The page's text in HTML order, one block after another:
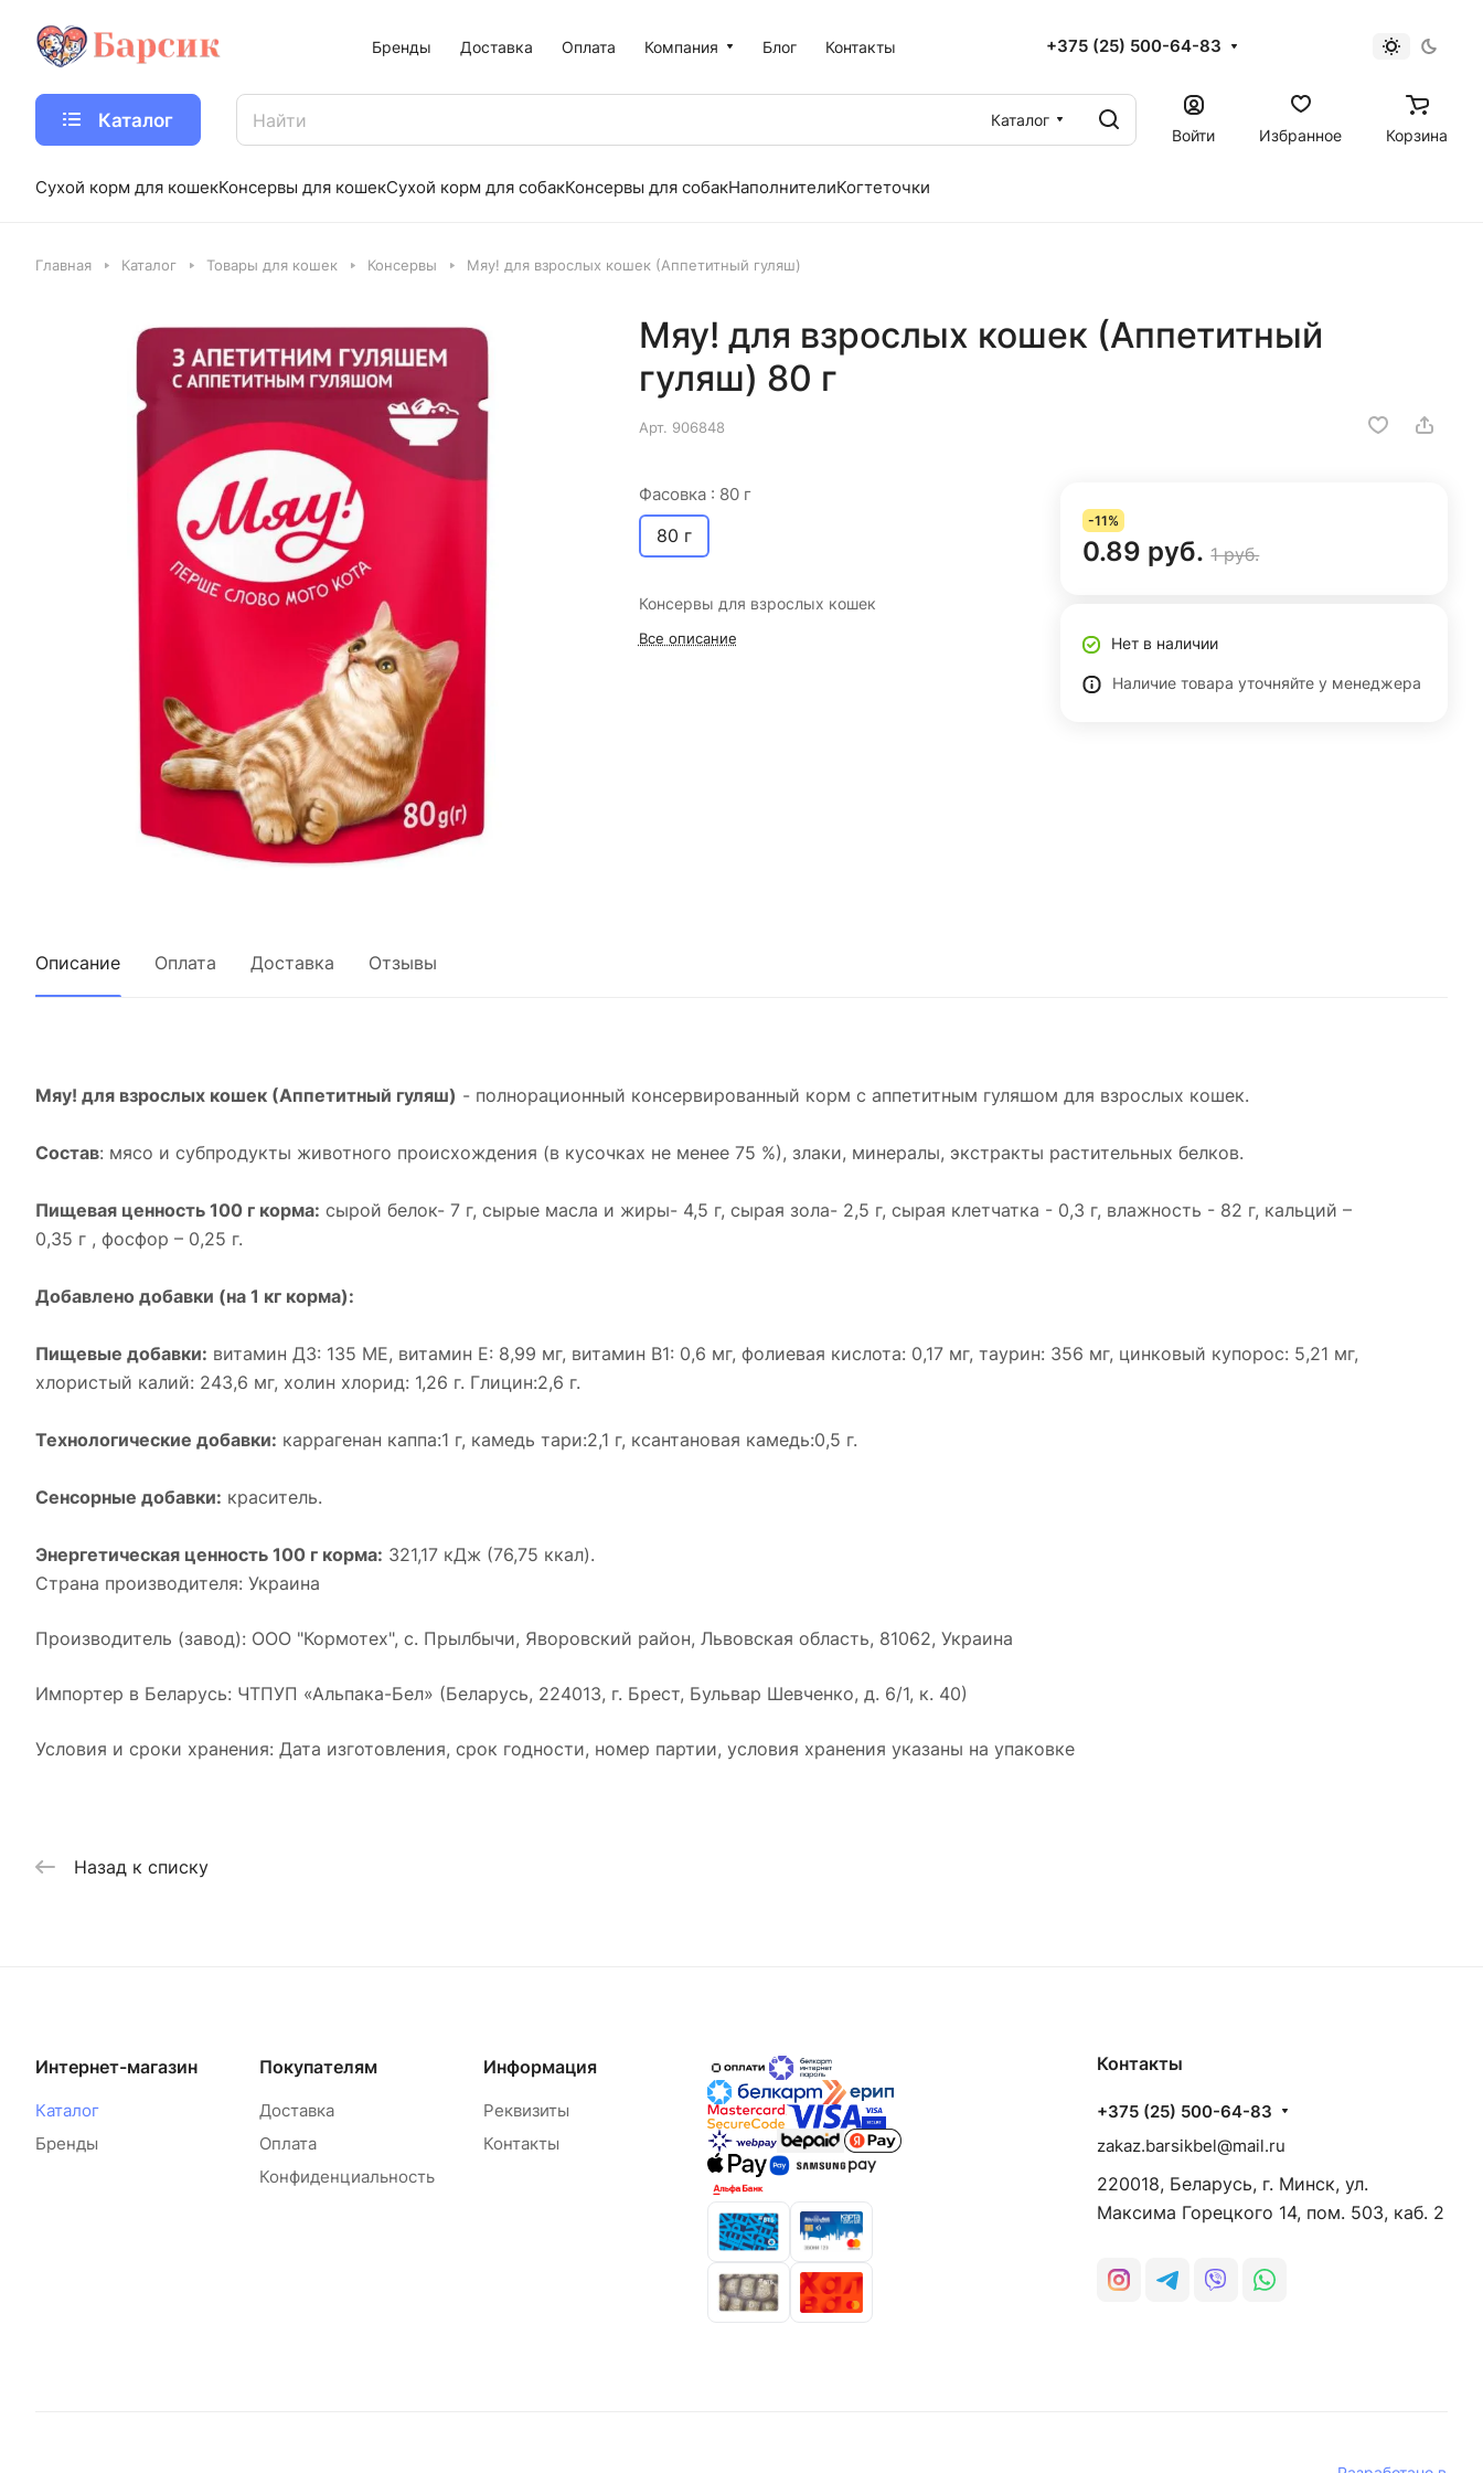
Бренды Доставка Оплата Компания Блог Контакты +375 (25) 500-64-83
Каталог
Каталог
Войти
Избранное Корзина
Сухой корм для кошекКонсервы для кошекСухой корм для собакКонсервы для собакНаполнителиКогтеточки
Главная Каталог Товары для кошек Консервы Мяу! для взрослых кошек (Аппетитный гуляш)
Мяу! для взрослых кошек (Аппетитный
гуляш) 80 г
Арт. 906848
Фасовка : 80 г
80 г
Консервы для взрослых кошек
Все описание
-11%
0.89 руб. 1 руб.
Нет в наличии
Наличие товара уточняйте у менеджера
Описание Оплата Доставка Отзывы
Мяу! для взрослых кошек (Аппетитный гуляш) - полнорационный консервированный корм с аппетитным гуляшом для взрослых кошек.
Состав: мясо и субпродукты животного происхождения (в кусочках не менее 75 %), злаки, минералы, экстракты растительных белков.
Пищевая ценность 100 г корма: сырой белок- 7 г, сырые масла и жиры- 4,5 г, сырая зола- 2,5 г, сырая клетчатка - 0,3 г, влажность - 82 г, кальций –
0,35 г , фосфор – 0,25 г.
Добавлено добавки (на 1 кг корма):
Пищевые добавки: витамин Д3: 135 МЕ, витамин Е: 8,99 мг, витамин В1: 0,6 мг, фолиевая кислота: 0,17 мг, таурин: 356 мг, цинковый купорос: 5,21 мг,
хлористый калий: 243,6 мг, холин хлорид: 1,26 г. Глицин:2,6 г.
Технологические добавки: каррагенан каппа:1 г, камедь тари:2,1 г, ксантановая камедь:0,5 г.
Сенсорные добавки: краситель.
Энергетическая ценность 100 г корма: 321,17 кДж (76,75 ккал).
Страна производителя: Украина
Производитель (завод): ООО "Кормотех", с. Прылбычи, Яворовский район, Львовская область, 81062, Украина
Импортер в Беларусь: ЧТПУП «Альпака-Бел» (Беларусь, 224013, г. Брест, Бульвар Шевченко, д. 6/1, к. 40)
Условия и сроки хранения: Дата изготовления, срок годности, номер партии, условия хранения указаны на упаковке
Назад к списку
Интернет-магазин
Каталог
Бренды
Покупателям
Доставка
Оплата
Конфиденциальность
Информация
Реквизиты
Контакты
Контакты
+375 (25) 500-64-83
zakaz.barsikbel@mail.ru
220018, Беларусь, г. Минск, ул.
Максима Горецкого 14, пом. 503, каб. 2